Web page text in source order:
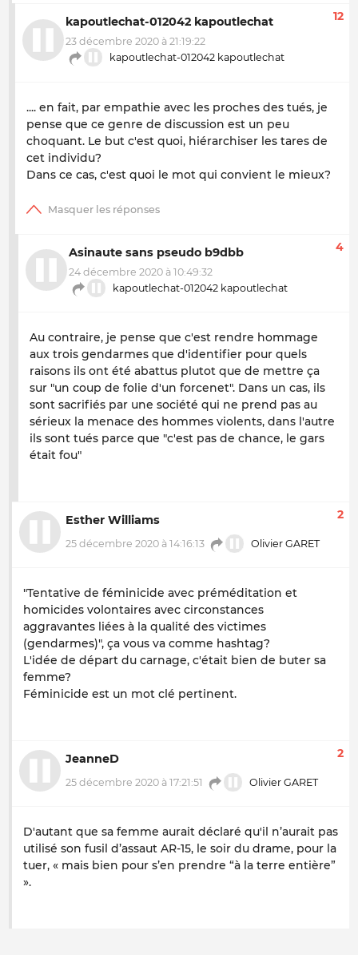
kapoutlechat-012042 kapoutlechat
23 décembre 2020 à 21:19:22
kapoutlechat-012042 kapoutlechat
12
.... en fait, par empathie avec les proches des tués, je
pense que ce genre de discussion est un peu
choquant. Le but c'est quoi, hiérarchiser les tares de
cet individu?
Dans ce cas, c'est quoi le mot qui convient le mieux?
Asinaute sans pseudo b9dbb
24 décembre 2020 à 10:49:32
kapoutlechat-012042 kapoutlechat
4
Au contraire, je pense que c'est rendre hommage
aux trois gendarmes que d'identifier pour quels
raisons ils ont été abattus plutot que de mettre ça
sur "un coup de folie d'un forcenet". Dans un cas, ils
sont sacrifiés par une société qui ne prend pas au
sérieux la menace des hommes violents, dans l'autre
ils sont tués parce que "c'est pas de chance, le gars
était fou"
Esther Williams
25 décembre 2020 à 14:16:13 Olivier GARET
2
"Tentative de féminicide avec préméditation et
homicides volontaires avec circonstances
aggravantes liées à la qualité des victimes
(gendarmes)", ça vous va comme hashtag?
L'idée de départ du carnage, c'était bien de buter sa
femme?
Féminicide est un mot clé pertinent.
JeanneD
25 décembre 2020 à 17:21:51 Olivier GARET
2
D'autant que sa femme aurait déclaré qu'il n’aurait pas
utilisé son fusil d’assaut AR-15, le soir du drame, pour la
tuer, « mais bien pour s’en prendre “à la terre entière”
».